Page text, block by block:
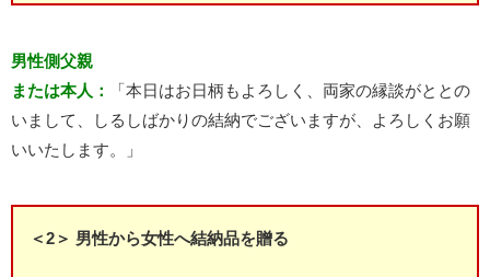
男性側父親
または本人：
「本日はお日柄もよろしく、両家の縁談がととの
いまして、しるしばかりの結納でございますが、よろしくお願
いいたします。」
＜2＞ 男性から女性へ結納品を贈る